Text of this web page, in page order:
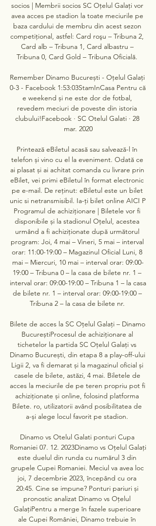
socios | Membrii socios SC Oțelul Galați vor
avea acces pe stadion la toate meciurile pe
baza cardului de membru din acest sezon
competițional, astfel: Card roşu – Tribuna 2,
Card alb – Tribuna 1, Card albastru –
Tribuna 0, Card Gold – Tribuna Oficială.
Remember Dinamo București - Oțelul Galați
0-3 - Facebook 1:53:03StamInCasa Pentru că
e weekend și ne este dor de fotbal,
revedem meciuri de poveste din istoria
clubului!Facebook · SC Otelul Galati · 28
mar. 2020
Printează eBiletul acasă sau salvează-l în
telefon și vino cu el la eveniment. Odată ce
ai plasat și ai achitat comanda cu livrare prin
eBilet, vei primi eBiletul în format electronic
pe e-mail. De reținut: eBiletul este un bilet
unic si netransmisibil. Ia-ți bilet online AICI P
Programul de achiziționare | Biletele vor fi
disponibile și la stadionul Oțelul, acestea
urmând a fi achiziționate după următorul
program: Joi, 4 mai – Vineri, 5 mai – interval
orar: 11:00-19:00 – Magazinul Oficial Luni, 8
mai – Miercuri, 10 mai – interval orar: 09:00-
19:00 – Tribuna 0 – la casa de bilete nr. 1 –
interval orar: 09:00-19:00 – Tribuna 1 – la casa
de bilete nr. 1 – interval orar: 09:00-19:00 –
Tribuna 2 – la casa de bilete nr.
Bilete de acces la SC Oțelul Galați – Dinamo
BucureștiProcesul de achiziționare al
tichetelor la partida SC Oțelul Galați vs
Dinamo București, din etapa 8 a play-off-ului
Ligii 2, va fi demarat și la magazinul oficial și
casele de bilete, astăzi, 4 mai. Biletele de
acces la meciurile de pe teren propriu pot fi
achiziționate și online, folosind platforma
Bilete. ro, utilizatorii având posibilitatea de
a-și alege locul favorit pe stadion.
Dinamo vs Otelul Galati ponturi Cupa
Romaniei 07. 12. 2023Dinamo vs Oțelul Galați
este duelul din runda cu numărul 3 din
grupele Cupei Romaniei. Meciul va avea loc
joi, 7 decembrie 2023, începând cu ora
20:45. Cine se impune? Ponturi pariuri și
pronostic analizat Dinamo vs Oțelul
GalațiPentru a merge în fazele superioare
ale Cupei României, Dinamo trebuie în